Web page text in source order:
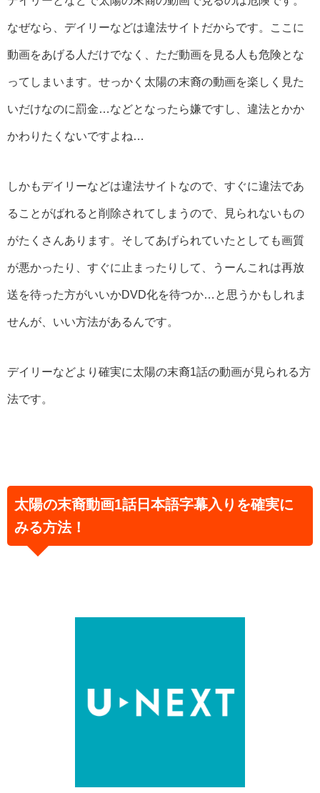
なぜなら、デイリーなどは違法サイトだからです。ここに
動画をあげる人だけでなく、ただ動画を見る人も危険とな
ってしまいます。せっかく太陽の末裔の動画を楽しく見た
いだけなのに罰金…などとなったら嫌ですし、違法とかか
かわりたくないですよね…
しかもデイリーなどは違法サイトなので、すぐに違法であ
ることがばれると削除されてしまうので、見られないもの
がたくさんあります。そしてあげられていたとしても画質
が悪かったり、すぐに止まったりして、うーんこれは再放
送を待った方がいいかDVD化を待つか…と思うかもしれま
せんが、いい方法があるんです。
デイリーなどより確実に太陽の末裔1話の動画が見られる方
法です。
太陽の末裔動画1話日本語字幕入りを確実に
みる方法！